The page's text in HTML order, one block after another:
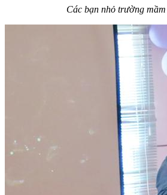
Các bạn nhỏ trường